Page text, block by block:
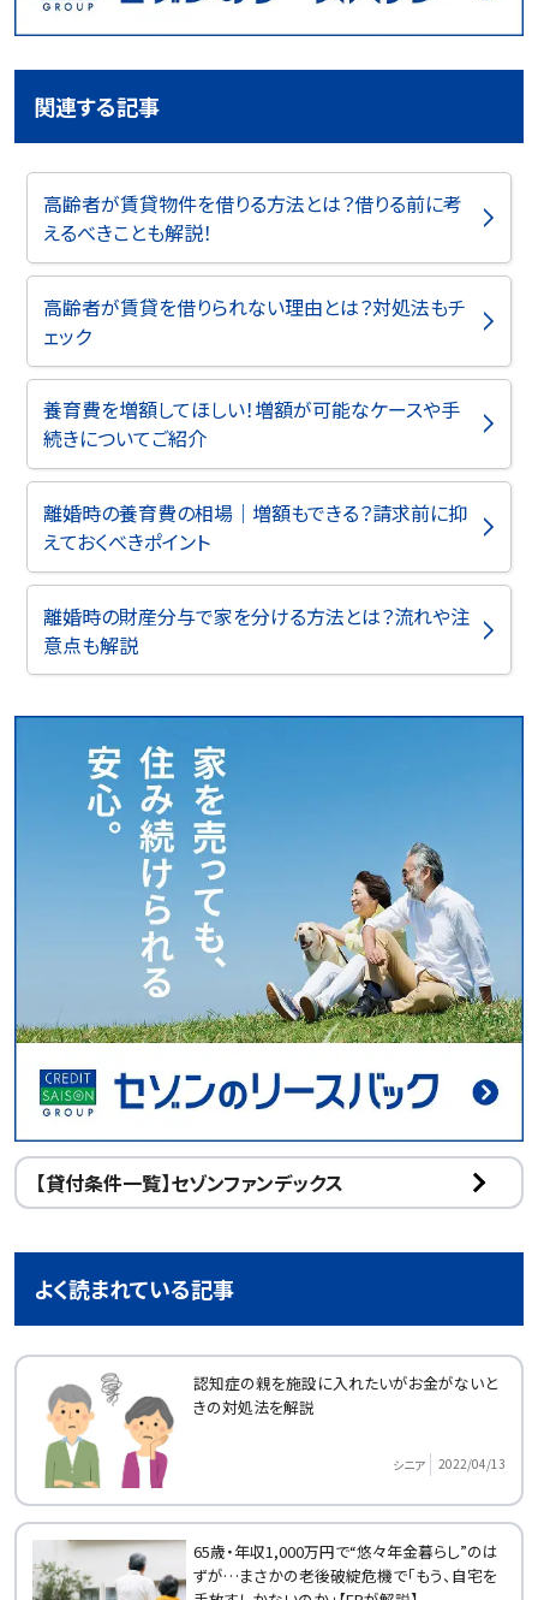
関連する記事
高齢者が賃貸物件を借りる方法とは？借りる前に考
えるべきことも解説！
高齢者が賃貸を借りられない理由とは？対処法もチ
ェック
養育費を増額してほしい！増額が可能なケースや手
続きについてご紹介
離婚時の養育費の相場｜増額もできる？請求前に抑
えておくべきポイント
離婚時の財産分与で家を分ける方法とは？流れや注
意点も解説
【貸付条件一覧】セゾンファンデックス
よく読まれている記事
認知症の親を施設に入れたいがお金がないと
きの対処法を解説
シニア 2022/04/13
65歳・年収1,000万円で“悠々年金暮らし”のは
ずが…まさかの老後破綻危機で「もう、自宅を